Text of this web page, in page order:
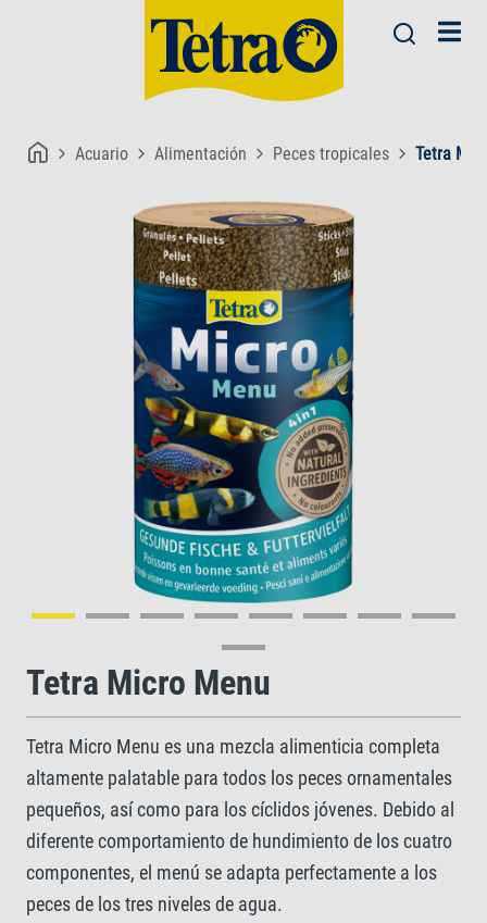
Acuario Alimentación Peces tropicales Tetra
Tetra Micro Menu
Tetra Micro Menu es una mezcla alimenticia completa
altamente palatable para todos los peces ornamentales
pequeños, así como para los cíclidos jóvenes. Debido al
diferente comportamiento de hundimiento de los cuatro
componentes, el menú se adapta perfectamente a los
peces de los tres niveles de agua.